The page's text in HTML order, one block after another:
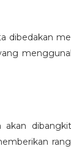
dibedakan
akan